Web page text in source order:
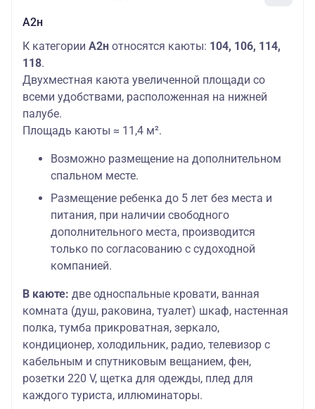
А2н
К категории А2н относятся каюты: 104, 106, 114,
118.
Двухместная каюта увеличенной площади со
всеми удобствами, расположенная на нижней
палубе.
Площадь каюты ≈ 11,4 м².
Возможно размещение на дополнительном
спальном месте.
Размещение ребенка до 5 лет без места и
питания, при наличии свободного
дополнительного места, производится
только по согласованию с судоходной
компанией.
В каюте: две односпальные кровати, ванная
комната (душ, раковина, туалет) шкаф, настенная
полка, тумба прикроватная, зеркало,
кондиционер, холодильник, радио, телевизор с
кабельным и спутниковым вещанием, фен,
розетки 220 V, щетка для одежды, плед для
каждого туриста, иллюминаторы.